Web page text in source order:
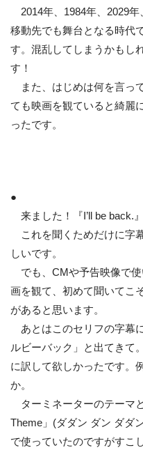
2014年、1984年、2029
移動先でも舞台となる時代
す。混乱してしまうかもし
す！
また、はじめは何を言っ
ても映画を観ていると綺麗
ったです。
●
来ました！『I’ll be back.』
これを聞くためだけに字
しいです。
でも、CMや予告映像で
画を観て、初めて聞いてこ
があると思います。
あとはこのセリフの字幕
ルビーバック」と出てきて
に訳して欲しかったです。
か。
ターミネーターのテーマ
Theme」(ダダン ダン ダダ
で使っていたのですがすこ